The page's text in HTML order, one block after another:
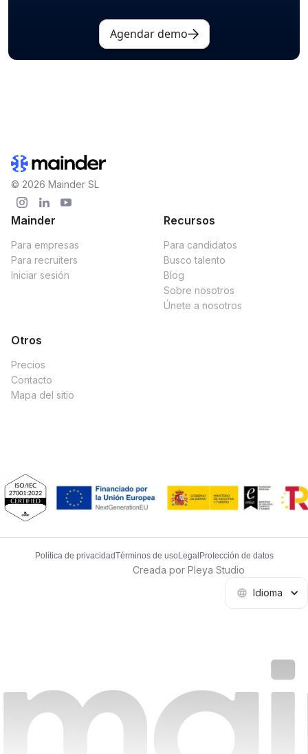
Agendar demo
© 2026 Mainder SL
Mainder
Para empresas
Para recruiters
Iniciar sesión
Recursos
Para candidatos
Busco talento
Blog
Sobre nosotros
Únete a nosotros
Otros
Precios
Contacto
Mapa del sitio
Política de privacidadTérminos de uso Legal Protección de datos
Creada por Pleya Studio
Idioma